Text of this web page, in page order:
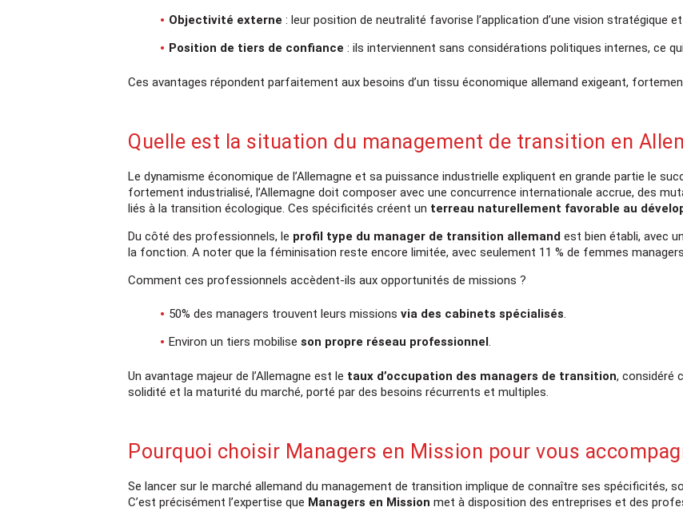
Objectivité externe : leur position de neutralité favorise l’application d’une vision stratégique
Position de tiers de confiance : ils interviennent sans considérations politiques internes, ce
Ces avantages répondent parfaitement aux besoins d’un tissu économique allemand exigeant,
Quelle est la situation du management de transition en
Le dynamisme économique de l’Allemagne et sa puissance industrielle expliquent en grande partie le
fortement industrialisé, l’Allemagne doit composer avec une concurrence internationale accrue, des
liés à la transition écologique. Ces spécificités créent un terreau naturellement favorable au
Du côté des professionnels, le profil type du manager de transition allemand est bien établi, avec
la fonction. A noter que la féminisation reste encore limitée, avec seulement 11 % de femmes
Comment ces professionnels accèdent-ils aux opportunités de missions ?
50% des managers trouvent leurs missions via des cabinets spécialisés.
Environ un tiers mobilise son propre réseau professionnel.
Un avantage majeur de l’Allemagne est le taux d’occupation des managers de transition, considéré
solidité et la maturité du marché, porté par des besoins récurrents et multiples.
Pourquoi choisir Managers en Mission pour vous
Se lancer sur le marché allemand du management de transition implique de connaître ses spécificités,
C’est précisément l’expertise que Managers en Mission met à disposition des entreprises et des